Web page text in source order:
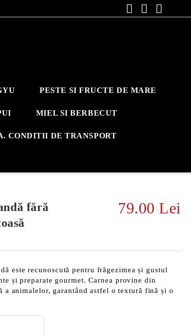
PESTE SI FRUCTE DE MARE
MIEL SI BERBECUT
CONDITII DE TRANSPORT
fără
79.00 Lei
este recunoscută pentru frăgezimea și gustul
și preparate gourmet. Carnea provine din
a animalelor, garantând astfel o textură fină și o